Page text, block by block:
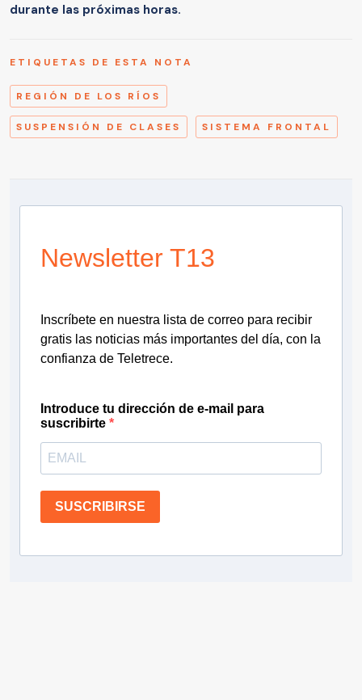
durante las próximas horas.
ETIQUETAS DE ESTA NOTA
REGIÓN DE LOS RÍOS
SUSPENSIÓN DE CLASES SISTEMA FRONTAL
Newsletter T13
Inscríbete en nuestra lista de correo para recibir
gratis las noticias más importantes del día, con la
confianza de Teletrece.
Introduce tu dirección de e-mail para
suscribirte
SUSCRIBIRSE